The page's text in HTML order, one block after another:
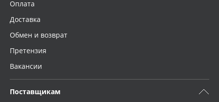
Оплата
Доставка
Обмен и возврат
Претензия
Вакансии
Поставщикам